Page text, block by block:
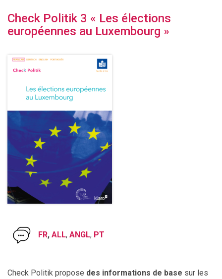
Check Politik 3 « Les élections
européennes au Luxembourg »
FR, ALL, ANGL, PT
Check Politik propose des informations de base sur les